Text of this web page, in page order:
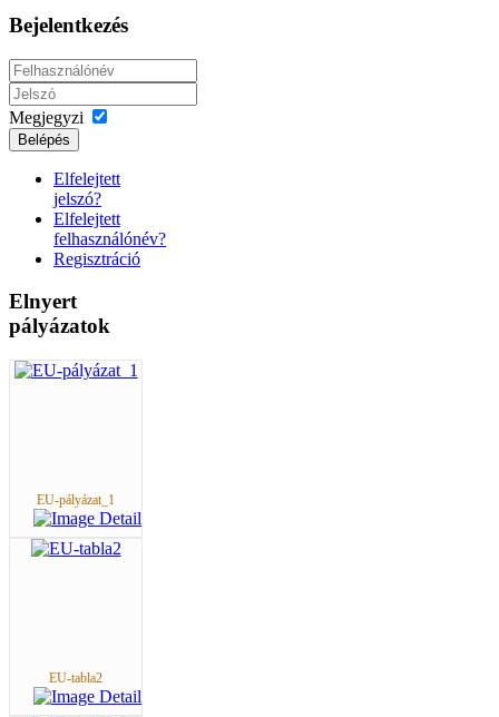
Bejelentkezés
Megjegyzi
Belépés
Elfelejtett
jelszó?
Elfelejtett
felhasználónév?
Regisztráció
Elnyert
pályázatok
EU-pályázat_1
EU-tabla2